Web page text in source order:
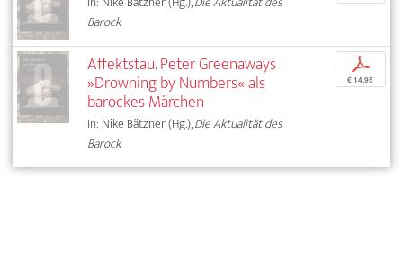
Barock
Affektstau. Peter Greenaways
»Drowning by Numbers« als
barockes Märchen
In: Nike Bätzner (Hg.),Die Aktualität des
Barock
p
€ 14,95